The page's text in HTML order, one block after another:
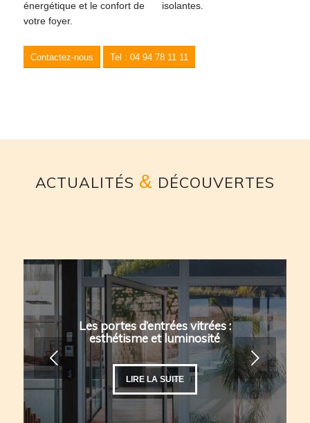
énergétique et le confort de
votre foyer.
isolantes.
Contactez-nous Tel : 04 94 78 11 11
ACTUALITÉS & DÉCOUVERTES
Les portes d’entrées vitrées :
esthétisme et luminosité
LIRE LA SUITE
Suivant